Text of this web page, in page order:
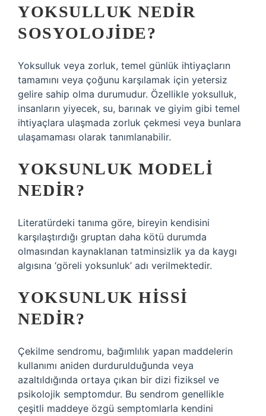
YOKSULLUK NEDIR
SOSYOLOJIDE?
Yoksulluk veya zorluk, temel günlük ihtiyaçların
tamamını veya çoğunu karşılamak için yetersiz
gelire sahip olma durumudur. Özellikle yoksulluk,
insanların yiyecek, su, barınak ve giyim gibi temel
ihtiyaçlara ulaşmada zorluk çekmesi veya bunlara
ulaşamaması olarak tanımlanabilir.
YOKSUNLUK MODELI
NEDIR?
Literatürdeki tanıma göre, bireyin kendisini
karşılaştırdığı gruptan daha kötü durumda
olmasından kaynaklanan tatminsizlik ya da kaygı
algısına ‘göreli yoksunluk’ adı verilmektedir.
YOKSUNLUK HISSI
NEDIR?
Çekilme sendromu, bağımlılık yapan maddelerin
kullanımı aniden durdurulduğunda veya
azaltıldığında ortaya çıkan bir dizi fiziksel ve
psikolojik semptomdur. Bu sendrom genellikle
çeşitli maddeye özgü semptomlarla kendini